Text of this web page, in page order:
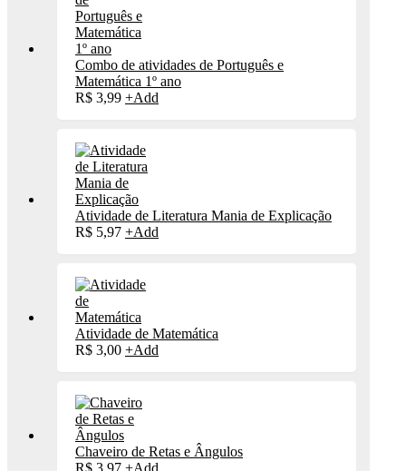
Combo de atividades de Português e
Matemática 1º ano
R$ 3,99 +Add
Atividade de Literatura Mania de Explicação
R$ 5,97 +Add
Atividade de Matemática
R$ 3,00 +Add
Chaveiro de Retas e Ângulos
R$ 3,97 +Add